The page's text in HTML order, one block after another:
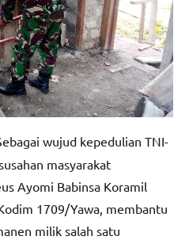
wujud kepedulian TNI-
masyarakat
Ayomi Babinsa Koramil
1709/Yawa, membantu
milik salah satu